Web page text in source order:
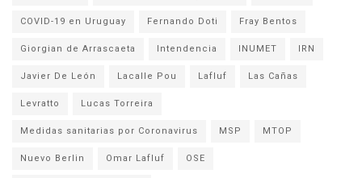
COVID-19 en Uruguay Fernando Doti Fray Bentos
Giorgian de Arrascaeta Intendencia INUMET IRN
Javier De León Lacalle Pou Lafluf Las Cañas
Levratto Lucas Torreira
Medidas sanitarias por Coronavirus MSP MTOP
Nuevo Berlin Omar Lafluf OSE